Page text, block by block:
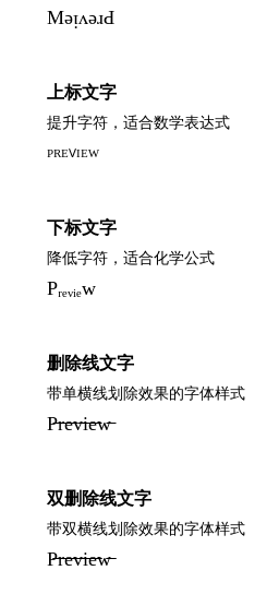
MǝᴉʌǝɹԀ
上标文字
提升字符，适合数学表达式
ᴾᴿᴱⱽᴵᴱᵂ
下标文字
降低字符，适合化学公式
Pᵣₑᵥᵢₑw
删除线文字
带单横线划除效果的字体样式
P̶r̶e̶v̶i̶e̶w̶
双删除线文字
带双横线划除效果的字体样式
P̶̶r̶̶e̶̶v̶̶i̶̶e̶̶w̶̶